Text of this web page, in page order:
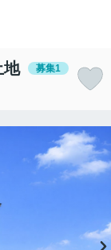
地 募集1